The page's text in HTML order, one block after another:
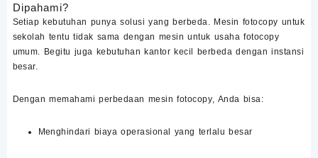
Dipahami?
Setiap kebutuhan punya solusi yang berbeda. Mesin fotocopy untuk
sekolah tentu tidak sama dengan mesin untuk usaha fotocopy
umum. Begitu juga kebutuhan kantor kecil berbeda dengan instansi
besar.
Dengan memahamiperbedaan mesin fotocopy, Anda bisa:
Menghindari biaya operasional yang terlalu besar